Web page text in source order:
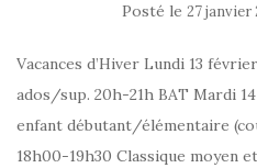
Posté le 27 janvier
Vacances d’Hiver Lundi 13
ados/sup. 20h-21h BAT Mardi
enfant débutant/élémentaire
18h00-19h30 Classique moyen